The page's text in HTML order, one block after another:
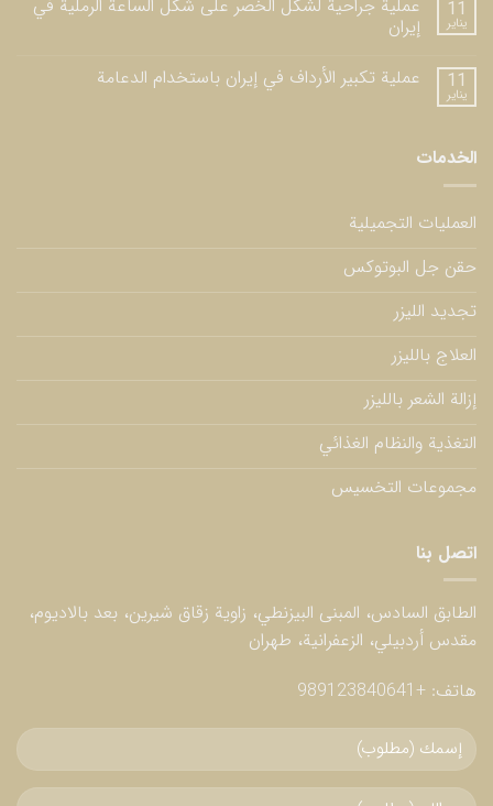
11
يناير
عملية جراحية لشكل الخصر على شكل الساعة الرملية في
إيران
11
يناير
عملية تكبير الأرداف في إيران باستخدام الدعامة
الخدمات
العمليات التجميلية
حقن جل البوتوكس
تجديد الليزر
العلاج بالليزر
إزالة الشعر بالليزر
التغذية والنظام الغذائي
مجموعات التخسيس
اتصل بنا
الطابق السادس، المبنى البيزنطي، زاوية زقاق شيرين، بعد بالاديوم،
مقدس أردبيلي، الزعفرانية، طهران
هاتف: +989123840641